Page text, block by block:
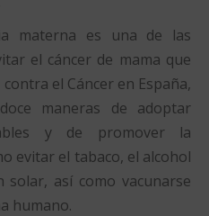
materna es una de las
el cáncer de mama que
el Cáncer en España,
maneras de adoptar
y de promover la
evitar el tabaco, el alcohol
solar, así como vacunarse
humano.